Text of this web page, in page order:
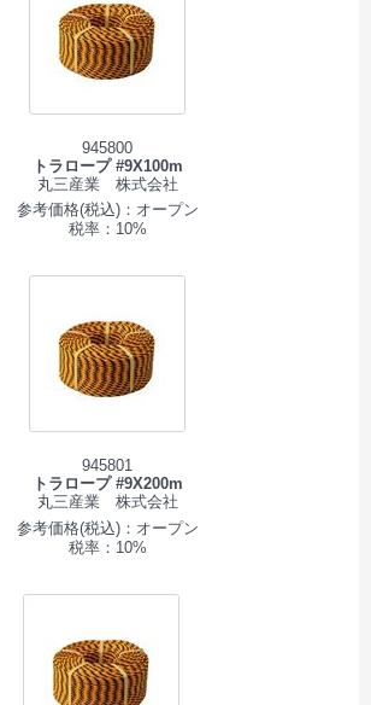
945800
トラロープ #9X100m
丸三産業 株式会社
参考価格(税込)：オープン
税率：10%
945801
トラロープ #9X200m
丸三産業 株式会社
参考価格(税込)：オープン
税率：10%